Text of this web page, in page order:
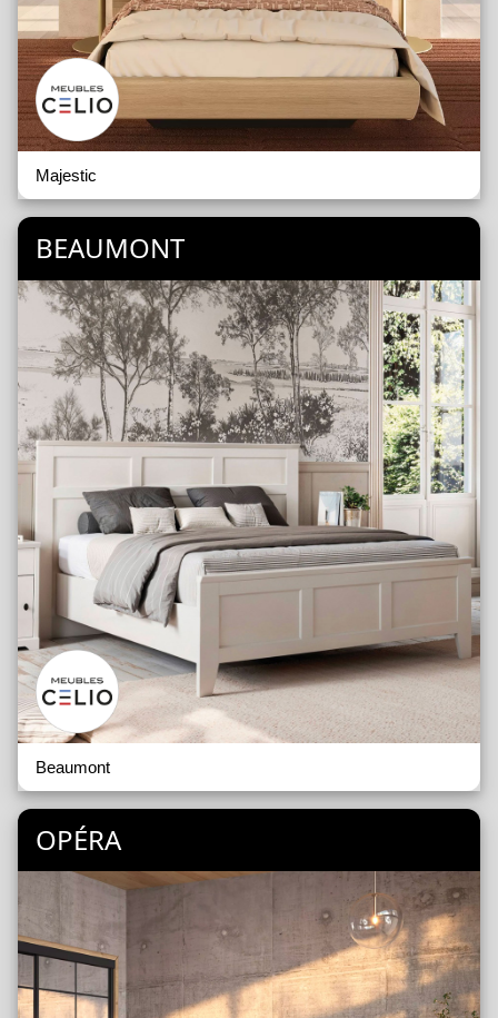
Majestic
BEAUMONT
Beaumont
OPÉRA